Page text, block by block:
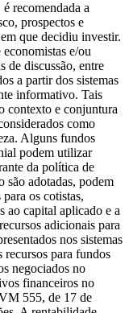
recomendada a
prospectos e
que decidiu investir.
e/ou
de discussão, entre
a partir dos sistemas
informativo. Tais
contexto e conjuntura
como
Alguns fundos
podem utilizar
da política de
são adotadas, podem
os cotistas,
ao capital aplicado e a
adicionais para
nos sistemas
recursos para fundos
negociados no
financeiros no
555, de 17 de